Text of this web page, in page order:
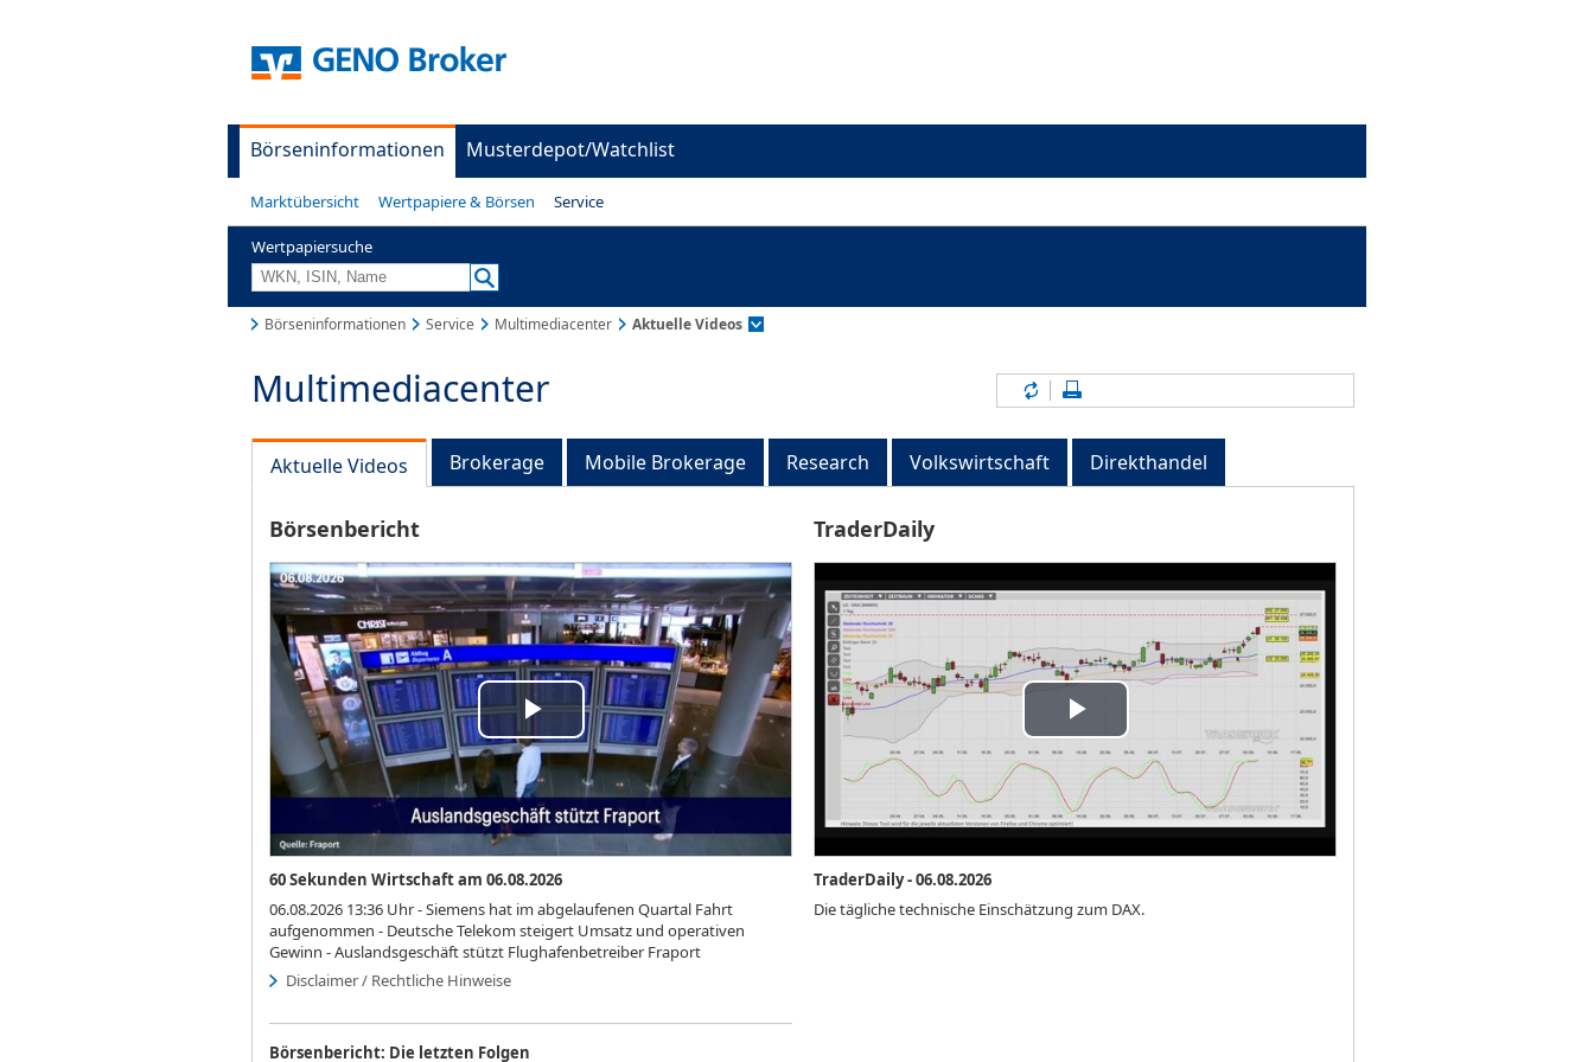
Börseninformationen Musterdepot/Watchlist
Marktübersicht Wertpapiere & Börsen Service
Wertpapiersuche
Börseninformationen Service Multimediacenter Aktuelle Videos
Multimediacenter Inhalte aktualisieren
Aktuelle Videos Brokerage Mobile Brokerage Research Volkswirtschaft Direkthandel
Börsenbericht
Play
Video
60 Sekunden Wirtschaft am 06.08.2026
06.08.2026 13:36 Uhr - Siemens hat im abgelaufenen Quartal Fahrt
aufgenommen - Deutsche Telekom steigert Umsatz und operativen
Gewinn - Auslandsgeschäft stützt Flughafenbetreiber Fraport
Disclaimer / Rechtliche Hinweise
Börsenbericht: Die letzten Folgen
TraderDaily
Play
Video
TraderDaily - 06.08.2026
Die tägliche technische Einschätzung zum DAX.